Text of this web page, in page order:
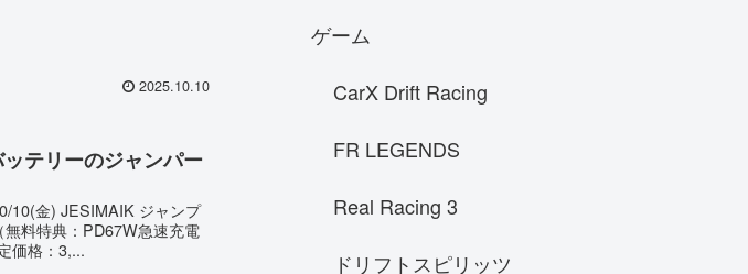
2025.10.10
テリーのジャンパー
10(金) JESIMAIK ジャンプ
料特典：PD67W急速充電
価格：3,...
S14後期シルビア
インプレッサGC8
ン 2015
A31 セフィーロ
マクラーレン P1
ゲーム
CarX Drift Racing
FR LEGENDS
Real Racing 3
ドリフトスピリッツ